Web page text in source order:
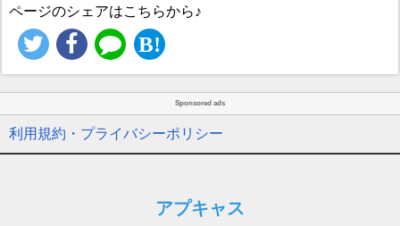
ページのシェアはこちらから♪
Sponsored ads
利用規約・プライバシーポリシー
アプキャス